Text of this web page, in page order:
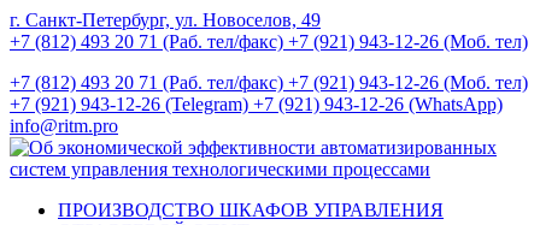
г. Санкт-Петербург, ул. Новоселов, 49
+7 (812) 493 20 71 (Раб. тел/факс) +7 (921) 943-12-26 (Моб. тел)
+7 (812) 493 20 71 (Раб. тел/факс) +7 (921) 943-12-26 (Моб. тел)
+7 (921) 943-12-26 (Telegram) +7 (921) 943-12-26 (WhatsApp)
info@ritm.pro
ПРОИЗВОДСТВО ШКАФОВ УПРАВЛЕНИЯ